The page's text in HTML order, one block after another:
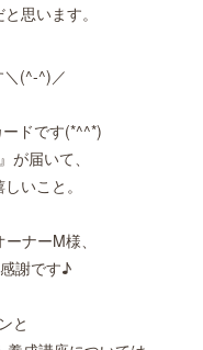
思います。
(^-^)／
ドです(*^^*)
届いて、
いこと。
ナーM様、
謝です♪
と